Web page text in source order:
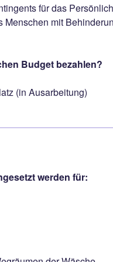
für das
Menschen mit
Budget bezahlen?
(in Ausarbeitung)
werden für: